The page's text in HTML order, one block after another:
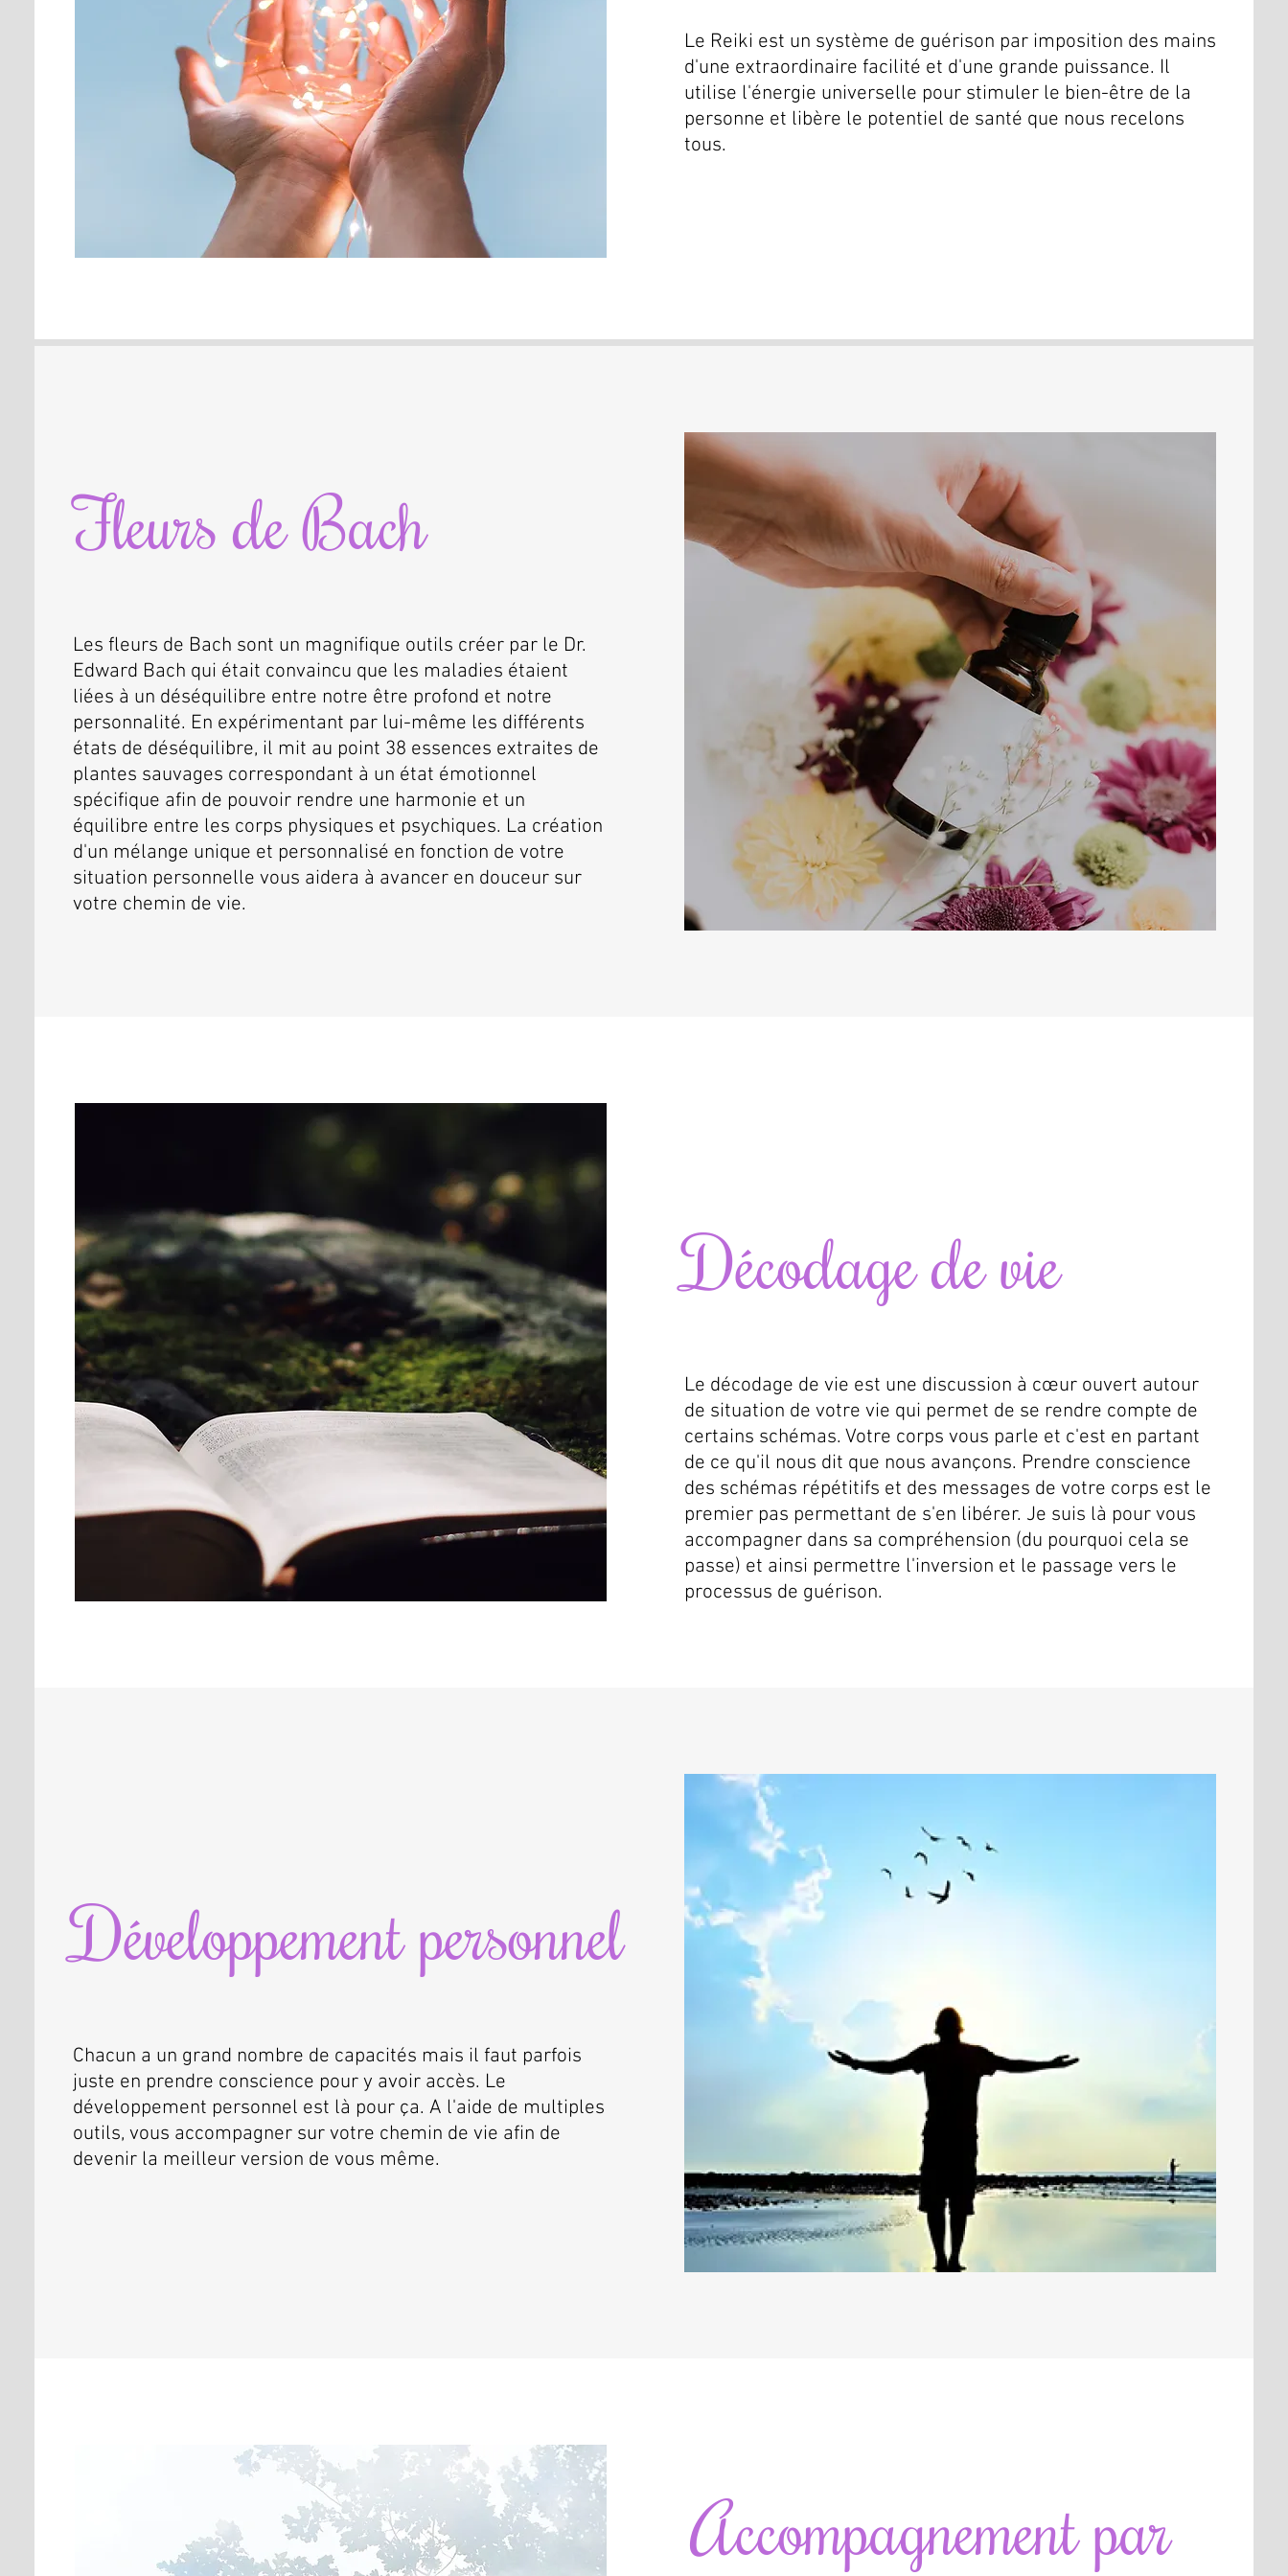
​Le Reiki est un système de guérison par imposition des mains
d'une extraordinaire facilité et d'une grande puissance. Il
utilise l'énergie universelle pour stimuler le bien-être de la
personne et libère le potentiel de santé que nous recelons
tous.
Fleurs de Bach
​Les fleurs de Bach sont un magnifique outils créer par le Dr.
Edward Bach qui était convaincu que les maladies étaient
liées à un déséquilibre entre notre être profond et notre
personnalité. En expérimentant par lui-même les différents
états de déséquilibre, il mit au point 38 essences extraites de
plantes sauvages correspondant à un état émotionnel
spécifique afin de pouvoir rendre une harmonie et un
équilibre entre les corps physiques et psychiques. La création
d'un mélange unique et personnalisé en fonction de votre
situation personnelle vous aidera à avancer en douceur sur
votre chemin de vie.
Décodage de vie
Le décodage de vie est une discussion à cœur ouvert autour
de situation de votre vie qui permet de se rendre compte de
certains schémas. Votre corps vous parle et c'est en partant
de ce qu'il nous dit que nous avançons. Prendre conscience
des schémas répétitifs et des messages de votre corps est le
premier pas permettant de s'en libérer. Je suis là pour vous
accompagner dans sa compréhension (du pourquoi cela se
passe) et ainsi permettre l'inversion et le passage vers le
processus de guérison.
Développement personnel
​​Chacun a un grand nombre de capacités mais il faut parfois
juste en prendre conscience pour y avoir accès. Le
développement personnel est là pour ça. A l'aide de multiples
outils, vous accompagner sur votre chemin de vie afin de
devenir la meilleur version de vous même.
Accompagnement par